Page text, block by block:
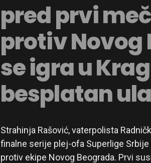
pred prvi
protiv Novog
se igra u
besplatan
Strahinja Rašović, vaterpolista
finalne serije plej-ofa Superlige
protiv ekipe Novog Beograda. Prvi